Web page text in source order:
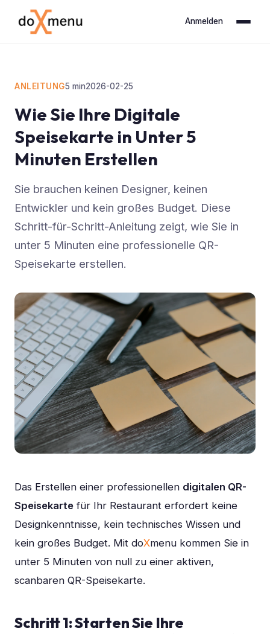
Anmelden
ANLEITUNG5 min2026-02-25
Wie Sie Ihre Digitale
Speisekarte in Unter 5
Minuten Erstellen
Sie brauchen keinen Designer, keinen
Entwickler und kein großes Budget. Diese
Schritt-für-Schritt-Anleitung zeigt, wie Sie in
unter 5 Minuten eine professionelle QR-
Speisekarte erstellen.
Das Erstellen einer professionellen digitalen QR-
Speisekarte für Ihr Restaurant erfordert keine
Designkenntnisse, kein technisches Wissen und
kein großes Budget. Mit doXmenu kommen Sie in
unter 5 Minuten von null zu einer aktiven,
scanbaren QR-Speisekarte.
Schritt 1: Starten Sie Ihre